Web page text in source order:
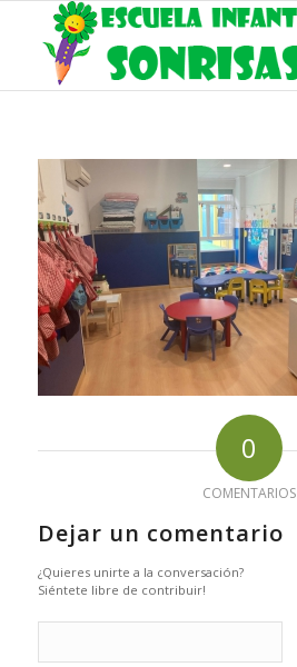
0
COMENTARIOS
Dejar un comentario
¿Quieres unirte a la conversación?
Siéntete libre de contribuir!